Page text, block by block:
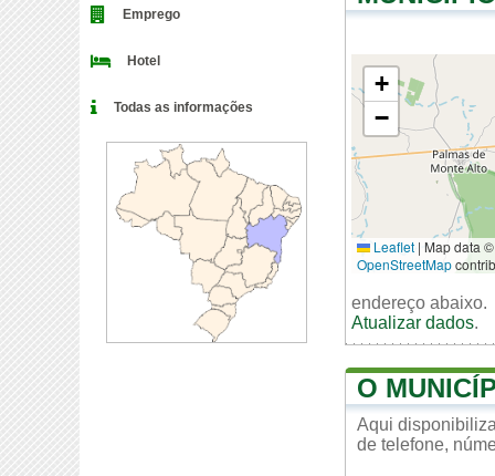
+
−
Leaflet | Map data ©
OpenStreetMap
endereço abaixo.
Atualizar dados.
O
Aqui
de telefone,
Emprego
Hotel
Todas as informações